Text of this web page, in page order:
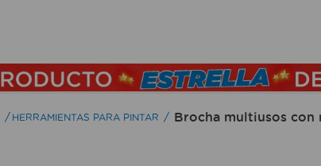
HERRAMIENTAS PARA PINTAR Brocha multiusos con
TÉRMINOS MÁS BUSCADOS
1.
lamparas
2.
ducha